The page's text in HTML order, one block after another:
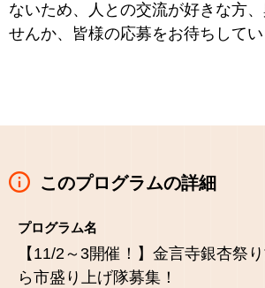
ないため、人との交流が好きな方
せんか、皆様の応募をお待ちしてい
このプログラムの詳細
プログラム名
【11/2～3開催！】金言寺銀杏祭
ら市盛り上げ隊募集！